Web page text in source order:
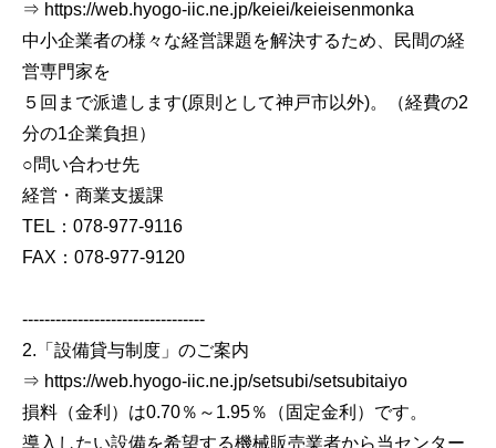
⇒ https://web.hyogo-iic.ne.jp/keiei/keieisenmonka
中小企業者の様々な経営課題を解決するため、民間の経
営専門家を
５回まで派遣します(原則として神戸市以外)。（経費の2
分の1企業負担）
○問い合わせ先
経営・商業支援課
TEL：078-977-9116
FAX：078-977-9120
---------------------------------
2.「設備貸与制度」のご案内
⇒ https://web.hyogo-iic.ne.jp/setsubi/setsubitaiyo
損料（金利）は0.70％～1.95％（固定金利）です。
導入したい設備を希望する機械販売業者から当センター